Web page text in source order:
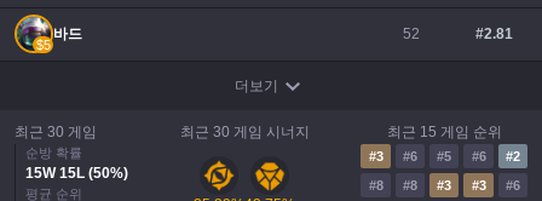
$5
바드 52 #2.81
더보기
최근 30 게임
순방 확률
15W15L (50%)
평균 순위
최근 30 게임 시너지 최근 15 게임 순위
#3 #6 #5 #6 #2
#8 #8 #3 #3 #6